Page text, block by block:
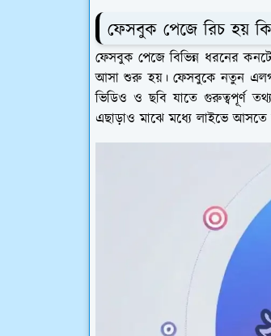
ফেসবুক পেজে রিচ হয়
ফেসবুক পেজে বিভিন্ন ধরনের
আসা শুরু হয়। ফেসবুকে নতুন
ভিডিও ও ছবি যাতে গুরুত্বপূর্ণ
এছাড়াও মাঝে মধ্যে লাইভে